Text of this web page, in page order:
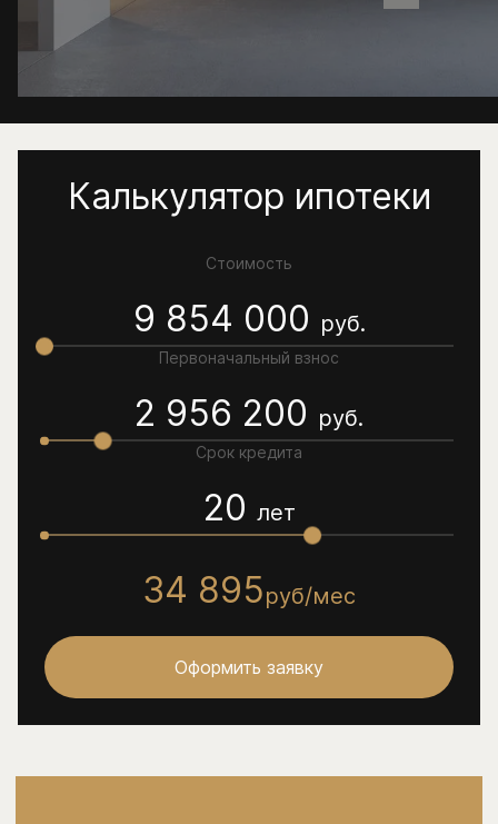
Калькулятор ипотеки
Стоимость
9 854 000 руб.
Первоначальный взнос
2 956 200 руб.
Срок кредита
20 лет
34 895руб/мес
Оформить заявку